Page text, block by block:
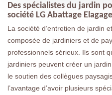
Des spécialistes du jardin
société LG Abattage Elagage
La société d’entretien de jardin
composée de jardiniers et de
professionnels sérieux. Ils sont
jardiniers peuvent créer un
le soutien des collègues
l’avantage d’avoir plusieurs